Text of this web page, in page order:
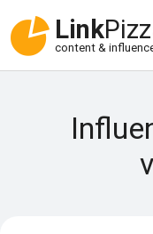
Link
content &